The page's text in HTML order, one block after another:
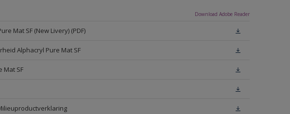
Download Adobe Reader
Mat SF (New Livery) (PDF)
Alphacryl Pure Mat SF
Mat SF